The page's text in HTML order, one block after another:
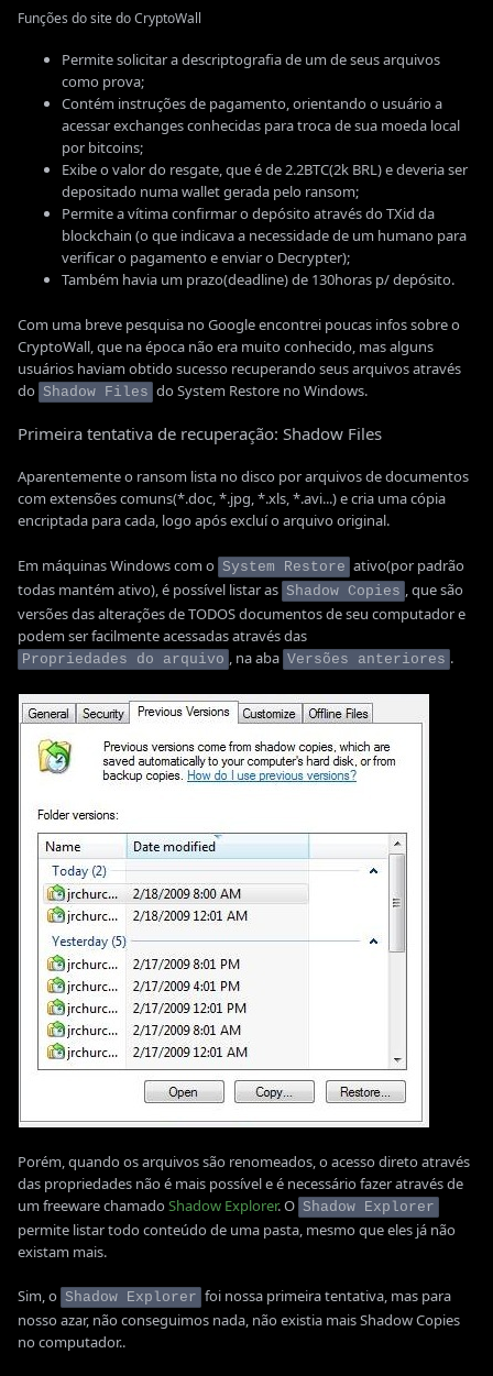
Funções do site do CryptoWall
Permite solicitar a descriptografia de um de seus arquivos
como prova;
Contém instruções de pagamento, orientando o usuário a
acessar exchanges conhecidas para troca de sua moeda local
por bitcoins;
Exibe o valor do resgate, que é de 2.2BTC(2k BRL) e deveria ser
depositado numa wallet gerada pelo ransom;
Permite a vítima confirmar o depósito através do TXid da
blockchain (o que indicava a necessidade de um humano para
verificar o pagamento e enviar o Decrypter);
Também havia um prazo(deadline) de 130horas p/ depósito.
Com uma breve pesquisa no Google encontrei poucas infos sobre o
CryptoWall, que na época não era muito conhecido, mas alguns
usuários haviam obtido sucesso recuperando seus arquivos através
do Shadow Files do System Restore no Windows.
Primeira tentativa de recuperação: Shadow Files
Aparentemente o ransom lista no disco por arquivos de documentos
com extensões comuns(*.doc, *.jpg, *.xls, *.avi...) e cria uma cópia
encriptada para cada, logo após excluí o arquivo original.
Em máquinas Windows com o System Restore ativo(por padrão
todas mantém ativo), é possível listar as Shadow Copies , que são
versões das alterações de TODOS documentos de seu computador e
podem ser facilmente acessadas através das
Propriedades do arquivo , na aba Versões anteriores .
Porém, quando os arquivos são renomeados, o acesso direto através
das propriedades não é mais possível e é necessário fazer através de
um freeware chamado Shadow Explorer. O Shadow Explorer
permite listar todo conteúdo de uma pasta, mesmo que eles já não
existam mais.
Sim, o Shadow Explorer foi nossa primeira tentativa, mas para
nosso azar, não conseguimos nada, não existia mais Shadow Copies
no computador..